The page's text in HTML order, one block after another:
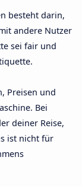
besteht darin,
andere Nutzer
sei fair und
Preisen und
Bei
deiner Reise,
ist nicht für